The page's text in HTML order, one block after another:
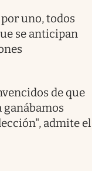
uno, todos
se anticipan
de que
ganábamos
admite el